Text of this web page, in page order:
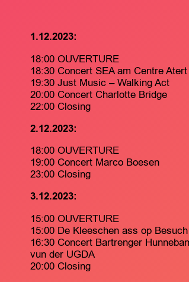
1.12.2023:
18:00 OUVERTURE
18:30 Concert SEA am Centre Atert
19:30 Just Music – Walking Act
20:00 Concert Charlotte Bridge
22:00 Closing
2.12.2023:
18:00 OUVERTURE
19:00 Concert Marco Boesen
23:00 Closing
3.12.2023:
15:00 OUVERTURE
15:00 De Kleeschen ass op Besuch
16:30 Concert Bartrenger
vun der UGDA
20:00 Closing